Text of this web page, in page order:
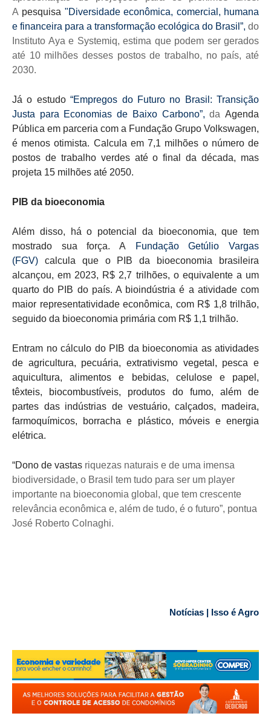
A pesquisa "Diversidade econômica, comercial, humana
e financeira para a transformação ecológica do Brasil”, do
Instituto Aya e Systemiq, estima que podem ser gerados
até 10 milhões desses postos de trabalho, no país, até
2030.
Já o estudo“Empregos do Futuro no Brasil: Transição
Justa para Economias de Baixo Carbono”, daAgenda
Pública em parceria com a Fundação Grupo Volkswagen,
é menos otimista. Calcula em 7,1 milhões o número de
postos de trabalho verdes até o final da década, mas
projeta 15 milhões até 2050.
PIB da bioeconomia
Além disso, há o potencial da bioeconomia, que tem
mostrado sua força. A
Fundação Getúlio Vargas
(FGV) calcula que o PIB da bioeconomia brasileira
alcançou, em 2023, R$ 2,7 trilhões, o equivalente a um
quarto do PIB do país. A bioindústria é a atividade com
maior representatividade econômica, com R$ 1,8 trilhão,
seguido da bioeconomia primária com R$ 1,1 trilhão.
Entram no cálculo do PIB da bioeconomia as atividades
de agricultura, pecuária, extrativismo vegetal, pesca e
aquicultura, alimentos e bebidas, celulose e papel,
têxteis, biocombustíveis, produtos do fumo, além de
partes das indústrias de vestuário, calçados, madeira,
farmoquímicos, borracha e plástico, móveis e energia
elétrica.
“Dono de vastas riquezas naturais e de uma imensa
biodiversidade, o Brasil tem tudo para ser um player
importante na bioeconomia global, que tem crescente
relevância econômica e, além de tudo, é o futuro”, pontua
José Roberto Colnaghi.
Notícias | Isso é Agro